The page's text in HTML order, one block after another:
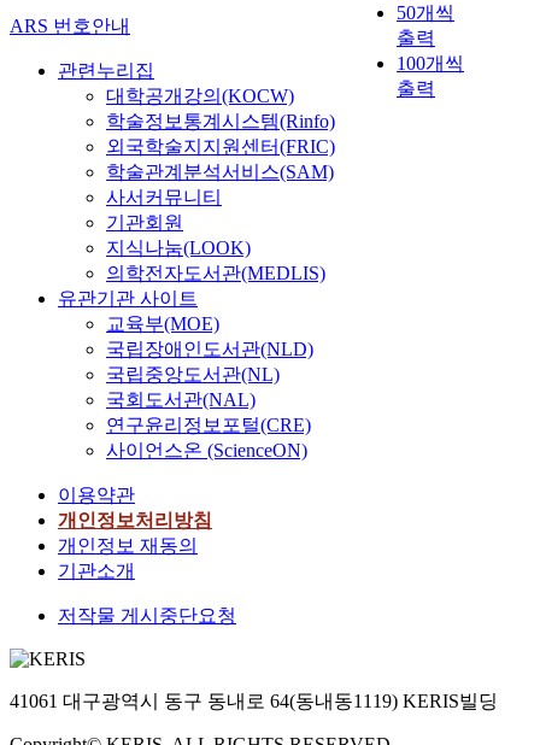
50개씩
출력
100개씩
출력
ARS 번호안내
관련누리집
대학공개강의(KOCW)
학술정보통계시스템(Rinfo)
외국학술지지원센터(FRIC)
학술관계분석서비스(SAM)
사서커뮤니티
기관회원
지식나눔(LOOK)
의학전자도서관(MEDLIS)
유관기관 사이트
교육부(MOE)
국립장애인도서관(NLD)
국립중앙도서관(NL)
국회도서관(NAL)
연구윤리정보포털(CRE)
사이언스온 (ScienceON)
이용약관
개인정보처리방침
개인정보 재동의
기관소개
저작물 게시중단요청
41061 대구광역시 동구 동내로 64(동내동1119) KERIS빌딩